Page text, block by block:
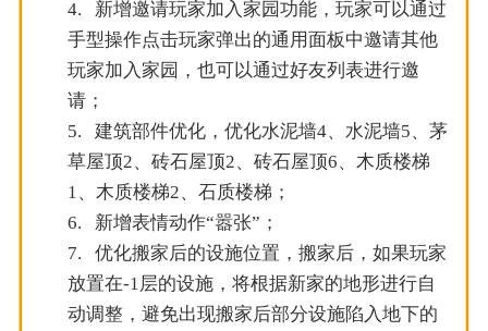
4.
新增邀请玩家加入家园功能，玩家可以通过
手型操作点击玩家弹出的通用面板中邀请其他
玩家加入家园，也可以通过好友列表进行邀
请；
5.
建筑部件优化，优化水泥墙4、水泥墙5、茅
草屋顶2、砖石屋顶2、砖石屋顶6、木质楼梯
1、木质楼梯2、石质楼梯；
6.
新增表情动作“嚣张”；
7.
优化搬家后的设施位置，搬家后，如果玩家
放置在-1层的设施，将根据新家的地形进行自
动调整，避免出现搬家后部分设施陷入地下的